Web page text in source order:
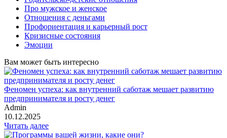
Про мужское и женское
Отношения с деньгами
Профориентация и карьерный рост
Кризисные состояния
Эмоции
Вам может быть интересно
Феномен успеха: как внутренний саботаж мешает развитию
предпринимателя и росту денег
Admin
10.12.2025
Читать далее